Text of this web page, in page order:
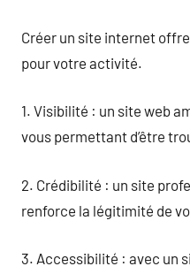
Créer un site internet
pour votre activité.
1. Visibilité : un site web
vous permettant d’être
2. Crédibilité : un site
renforce la légitimité de
3. Accessibilité : avec un